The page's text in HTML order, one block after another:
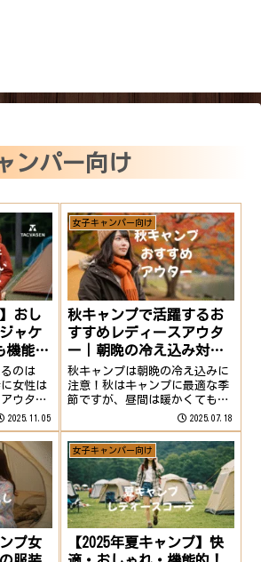
ンパー向け
おし
ャケ
機能も
のは
女性は
ウター
りま
ではな
イン
揃った
そこで
評...
2025.11.05
女子キャンパー向け
秋キャンプで活躍するお
すすめレディースアウタ
ー｜朝晩の冷え込み対策
に
秋キャンプは朝晩の冷え込みに
注意！秋はキャンプに最適な季
節ですが、昼間は暖かくても朝
晩は一気に冷え込むのが特徴で
す。寒暖差で体調を崩さないた
めには、防寒性の高いアウター
が必須！今回はキャンプにも街
にも馴染むレディースアウター
を厳選してご紹介...
2025.07.18
プ女
女子キャンパー向け
【2025年夏キャンプ】快